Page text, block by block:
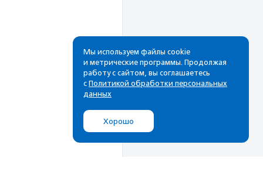
Мы используем файлы cookie
и метрические программы. Продолжая
работу с сайтом, вы соглашаетесь
с Политикой обработки персональных
данных
Хорошо